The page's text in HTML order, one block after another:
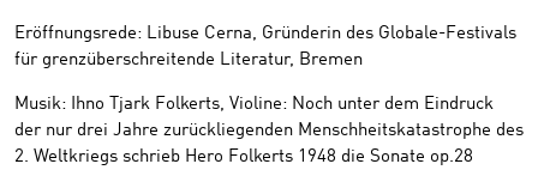
Eröffnungsrede: Libuse Cerna, Gründerin des Globale-Festivals
für grenzüberschreitende Literatur, Bremen
Musik: Ihno Tjark Folkerts, Violine: Noch unter dem Eindruck
der nur drei Jahre zurückliegenden Menschheitskatastrophe des
2. Weltkriegs schrieb Hero Folkerts 1948 die Sonate op.28